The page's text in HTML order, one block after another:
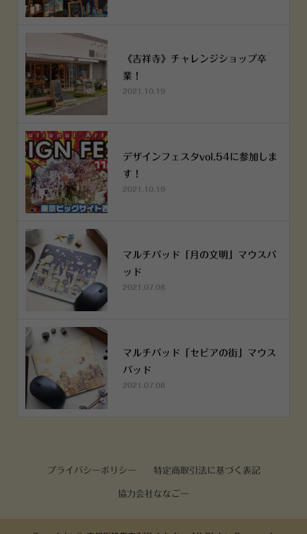
《吉祥寺》チャレンジショップ卒
業！
2021.10.19
デザインフェスタvol.54に参加しま
す！
2021.10.19
マルチパッド「月の文明」マウスパ
ッド
2021.07.08
マルチパッド「セピアの街」マウス
パッド
2021.07.08
プライバシーポリシー 特定商取引法に基づく表記
協力会社ななごー